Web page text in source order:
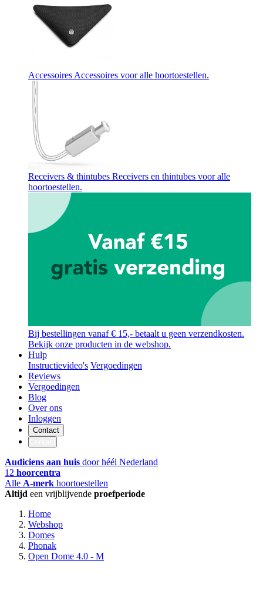
AccessoiresAccessoires voor alle hoortoestellen.
Receivers & thintubes Receivers en thintubes voor alle
hoortoestellen.
Bij bestellingen vanaf € 15,- betaalt u geen verzendkosten.
Bekijk onze producten in de webshop.
Hulp
Instructievideo's Vergoedingen
Reviews
Vergoedingen
Blog
Over ons
Inloggen
Contact
Audiciens aan huis door héél Nederland
12 hoorcentra
Alle A-merk hoortoestellen
Altijd een vrijblijvende proefperiode
Home
Webshop
Domes
Phonak
Open Dome 4.0 - M